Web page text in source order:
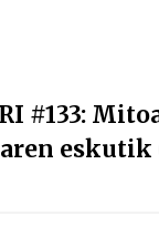
#133:
eskutik